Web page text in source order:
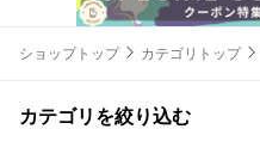
ショップトップ カテゴリトップ
カテゴリを絞り込む